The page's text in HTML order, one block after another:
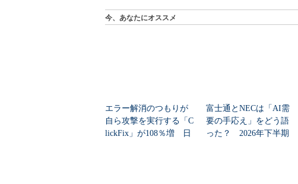
今、あなたにオススメ
エラー解消のつもりが
自ら攻撃を実行する「C
lickFix」が108％増 日
富士通とNECは「AI需
要の手応え」をどう語
った？ 2026年下半期